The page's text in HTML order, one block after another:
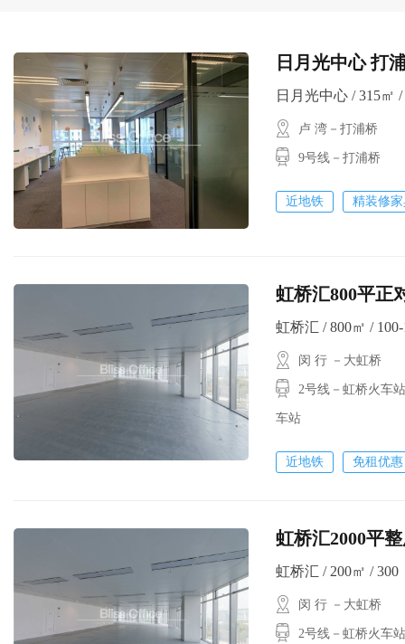
日月光中心 打
日月光中心 / 315㎡ /
卢 湾－打浦桥
9号线－打浦桥
近地铁 精装修
虹桥汇800平正
虹桥汇 / 800㎡ /
闵 行 －大虹桥
2号线－虹桥火车站
车站
近地铁 免租优惠
虹桥汇2000平
虹桥汇 / 200㎡ / 300
闵 行 －大虹桥
2号线－虹桥火车站